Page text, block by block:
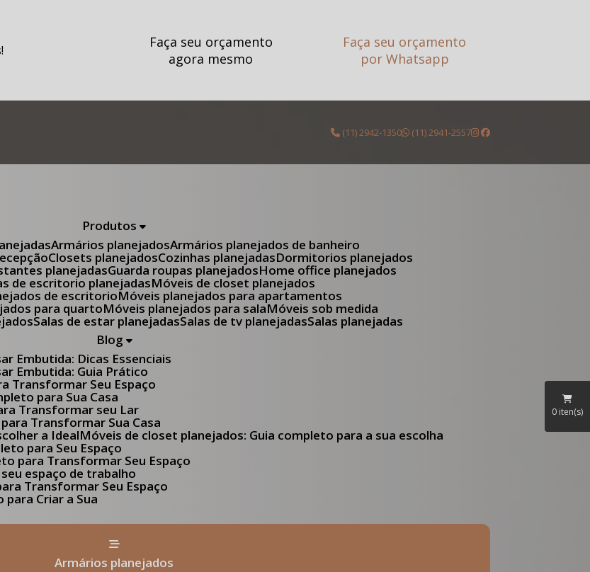
Faça seu orçamento
agora mesmo
Faça seu orçamento
por Whatsapp
(11) 2942-1350 (11) 2941-2557
Produtos
Armários planejados Armários planejados de banheiro
Closets planejados Cozinhas planejadas Dormitorios planejados
planejadas Guarda roupas planejados Home office planejados
de escritorio planejadas Móveis de closet planejados
de escritorio Móveis planejados para apartamentos
para quarto Móveis planejados para sala Móveis sob medida
Salas de estar planejadas Salas de tv planejadas Salas planejadas
Blog
Embutida: Dicas Essenciais
Embutida: Guia Prático
Transformar Seu Espaço
para Sua Casa
Transformar seu Lar
Transformar Sua Casa
a Ideal Móveis de closet planejados: Guia completo para a sua escolha
para Seu Espaço
para Transformar Seu Espaço
espaço de trabalho
Transformar Seu Espaço
para Criar a Sua
armários planejados
0 iten(s)